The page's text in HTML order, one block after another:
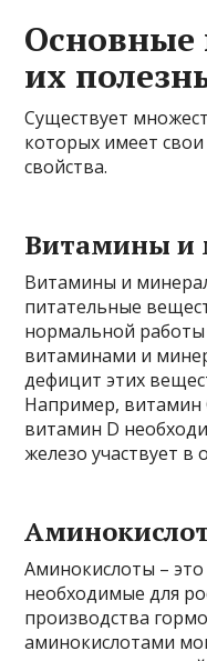
Основные
их
Существует
которых имеет
свойства.
Витамины и
Витамины и
питательные
нормальной
витаминами и
дефицит этих
Например, витамин
витамин D
железо участвует в
Аминокислоты –
необходимые для
производства
аминокислотами